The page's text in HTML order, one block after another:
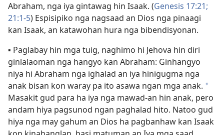
Abraham, nga iya gintawag hin Isaak. (Genesis 17:21;
21:1-5) Espisipiko nga nagsaad an Dios nga pinaagi
kan Isaak, an katawohan hura nga bibendisyonan.
▪ Paglabay hin mga tuig, naghimo hi Jehova hin diri
ginlalaoman nga hangyo kan Abraham: Ginhangyo
niya hi Abraham nga ighalad an iya hinigugma nga
anak bisan kon waray pa ito asawa ngan mga anak. *
Masakit gud para ha iya nga mawad-an hin anak, pero
andam hiya pagsunod ngan paghalad hito. Natoo gud
hiya nga may gahum an Dios ha pagbanhaw kan Isaak